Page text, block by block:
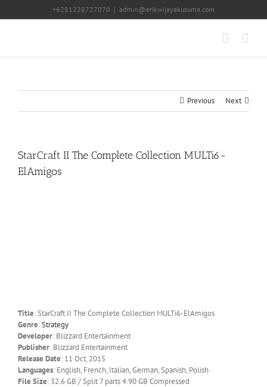
+6281228727070 | admin@erikwijayakusuma.com
Previous Next
StarCraft II The Complete Collection MULTi6-
ElAmigos
Title: StarCraft II The Complete Collection MULTi6-ElAmigos
Genre:Strategy
Developer: Blizzard Entertainment
Publisher: Blizzard Entertainment
Release Date: 11 Oct, 2015
Languages: English, French, Italian, German, Spanish, Polish
File Size: 32.6 GB / Split 7 parts 4.90 GB Compressed